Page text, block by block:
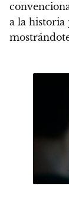
a la